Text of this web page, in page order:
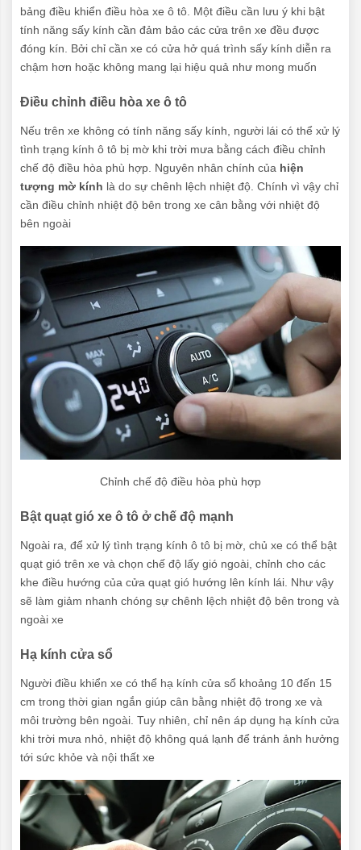
bảng điều khiển điều hòa xe ô tô. Một điều cần lưu ý khi bật
tính năng sấy kính cần đảm bảo các cửa trên xe đều được
đóng kín. Bởi chỉ cần xe có cửa hở quá trình sấy kính diễn ra
chậm hơn hoặc không mang lại hiệu quả như mong muốn
Điều chỉnh điều hòa xe ô tô
Nếu trên xe không có tính năng sấy kính, người lái có thể xử lý
tình trạng kính ô tô bị mờ khi trời mưa bằng cách điều chỉnh
chế độ điều hòa phù hợp. Nguyên nhân chính của hiện
tượng mờ kính là do sự chênh lệch nhiệt độ. Chính vì vậy chỉ
cần điều chỉnh nhiệt độ bên trong xe cân bằng với nhiệt độ
bên ngoài
Chỉnh chế độ điều hòa phù hợp
Bật quạt gió xe ô tô ở chế độ mạnh
Ngoài ra, để xử lý tình trạng kính ô tô bị mờ, chủ xe có thể bật
quạt gió trên xe và chọn chế độ lấy gió ngoài, chỉnh cho các
khe điều hướng của cửa quạt gió hướng lên kính lái. Như vậy
sẽ làm giảm nhanh chóng sự chênh lệch nhiệt độ bên trong và
ngoài xe
Hạ kính cửa sổ
Người điều khiển xe có thể hạ kính cửa sổ khoảng 10 đến 15
cm trong thời gian ngắn giúp cân bằng nhiệt độ trong xe và
môi trường bên ngoài. Tuy nhiên, chỉ nên áp dụng hạ kính cửa
khi trời mưa nhỏ, nhiệt độ không quá lạnh để tránh ảnh hưởng
tới sức khỏe và nội thất xe